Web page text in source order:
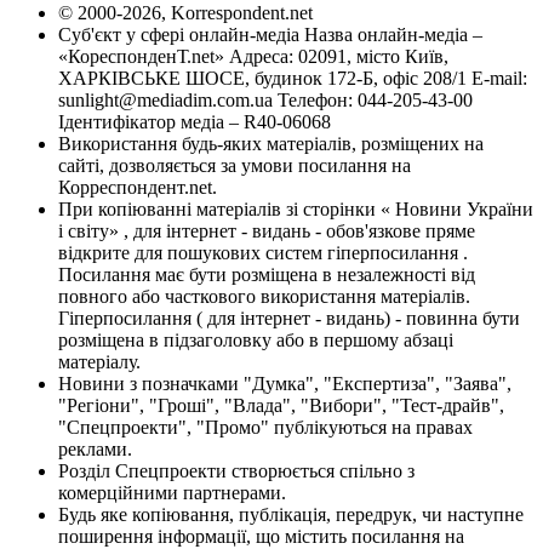
© 2000-2026, Korrespondent.net
Суб'єкт у сфері онлайн-медіа Назва онлайн-медіа –
«КореспонденТ.net» Адреса: 02091, місто Київ,
ХАРКІВСЬКЕ ШОСЕ, будинок 172-Б, офіс 208/1 E-mail:
sunlight@mediadim.com.ua Телефон: 044-205-43-00
Ідентифікатор медіа – R40-06068
Використання будь-яких матеріалів, розміщених на
сайті, дозволяється за умови посилання на
Корреспондент.net.
При копіюванні матеріалів зі сторінки « Новини України
і світу» , для інтернет - видань - обов'язкове пряме
відкрите для пошукових систем гіперпосилання .
Посилання має бути розміщена в незалежності від
повного або часткового використання матеріалів.
Гіперпосилання ( для інтернет - видань) - повинна бути
розміщена в підзаголовку або в першому абзаці
матеріалу.
Новини з позначками "Думка", "Експертиза", "Заява",
"Регіони", "Гроші", "Влада", "Вибори", "Тест-драйв",
"Спецпроекти", "Промо" публікуються на правах
реклами.
Розділ Спецпроекти створюється спільно з
комерційними партнерами.
Будь яке копіювання, публікація, передрук, чи наступне
поширення інформації, що містить посилання на